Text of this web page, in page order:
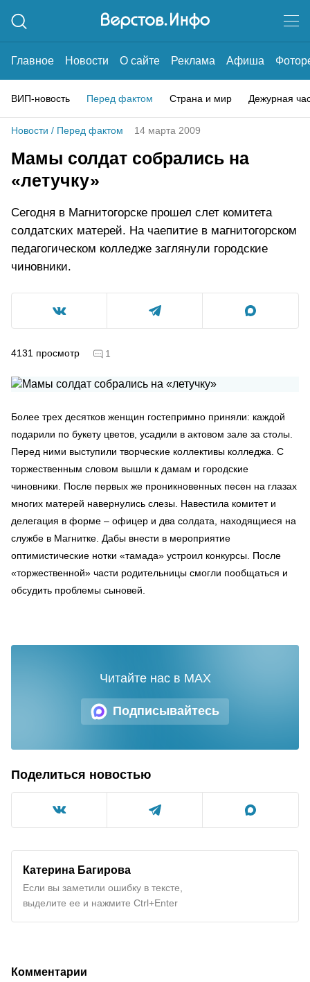
Главное Новости О сайте Реклама Афиша
ВИП-новость Перед фактом Страна и мир Дежурная
Новости / Перед фактом 14 марта 2009
Мамы солдат собрались на
«летучку»
Сегодня в Магнитогорске прошел слет комитета
солдатских матерей. На чаепитие в магнитогорском
педагогическом колледже заглянули городские
чиновники.
4131 просмотр 1
Более трех десятков женщин гостепримно приняли: каждой
подарили по букету цветов, усадили в актовом зале за столы.
Перед ними выступили творческие коллективы колледжа. С
торжественным словом вышли к дамам и городские
чиновники. После первых же проникновенных песен на глазах
многих матерей навернулись слезы. Навестила комитет и
делегация в форме – офицер и два солдата, находящиеся на
службе в Магнитке. Дабы внести в мероприятие
оптимистические нотки «тамада» устроил конкурсы. После
«торжественной» части родительницы смогли пообщаться и
обсудить проблемы сыновей.
Подписывайтесь
Читайте нас в MAX
Поделиться новостью
Катерина Багирова
Если вы заметили ошибку в тексте,
выделите ее и нажмите Ctrl+Enter
Комментарии